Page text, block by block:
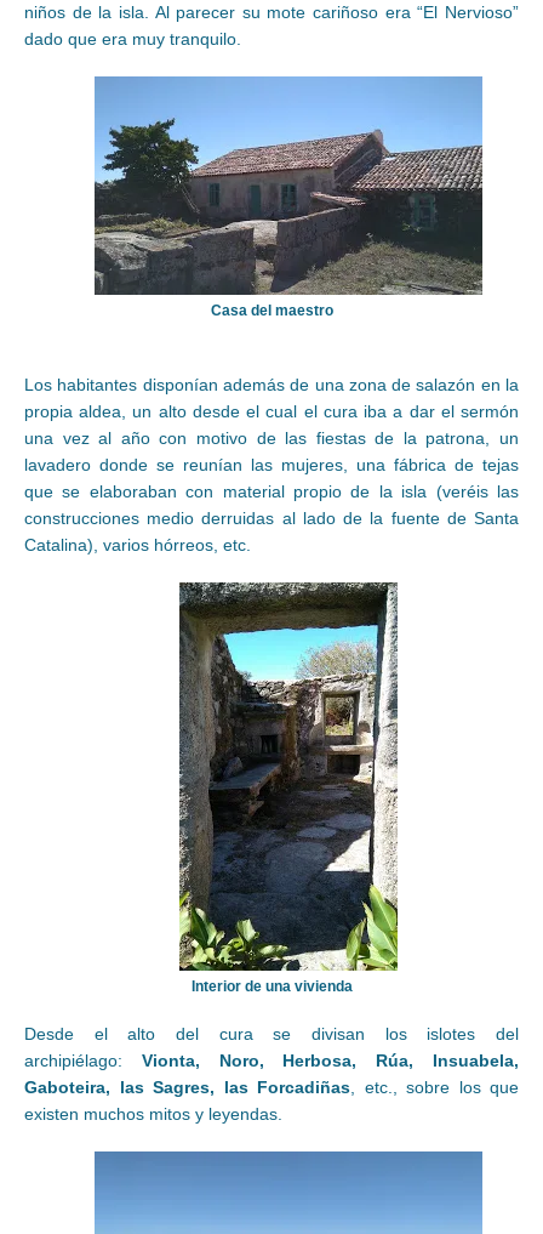
niños de la isla. Al parecer su mote cariñoso era “El Nervioso”
dado que era muy tranquilo.
Casa del maestro
Los habitantes disponían además de una zona de salazón en la
propia aldea, un alto desde el cual el cura iba a dar el sermón
una vez al año con motivo de las fiestas de la patrona, un
lavadero donde se reunían las mujeres, una fábrica de tejas
que se elaboraban con material propio de la isla (veréis las
construcciones medio derruidas al lado de la fuente de Santa
Catalina), varios hórreos, etc.
Interior de una vivienda
Desde el alto del cura se divisan los islotes del
archipiélago: Vionta, Noro, Herbosa, Rúa, Insuabela,
Gaboteira, las Sagres, las Forcadiñas , etc., sobre los que
existen muchos mitos y leyendas.